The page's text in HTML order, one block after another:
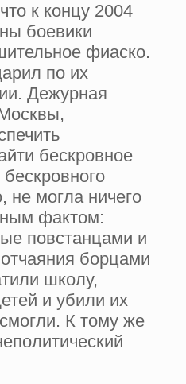
к концу 2004
боевики
фиаско.
по их
Дежурная
бескровное
могла ничего
фактом:
повстанцами и
борцами
школу,
и убили их
К тому же